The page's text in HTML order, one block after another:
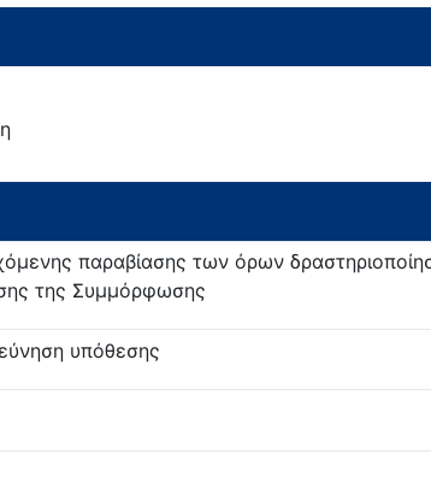
παραβίασης των όρων
της Συμμόρφωσης
υπόθεσης